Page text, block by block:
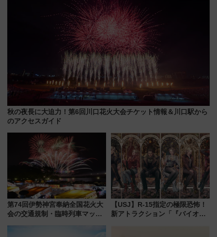
秋の夜長に大迫力！第6回川口花火大会チケット情報＆川口駅から
のアクセスガイド
第74回伊勢神宮奉納全国花火大
会の交通規制・臨時列車マッ
【USJ】R-15指定の極限恐怖！
新アトラクション「『バイオハ